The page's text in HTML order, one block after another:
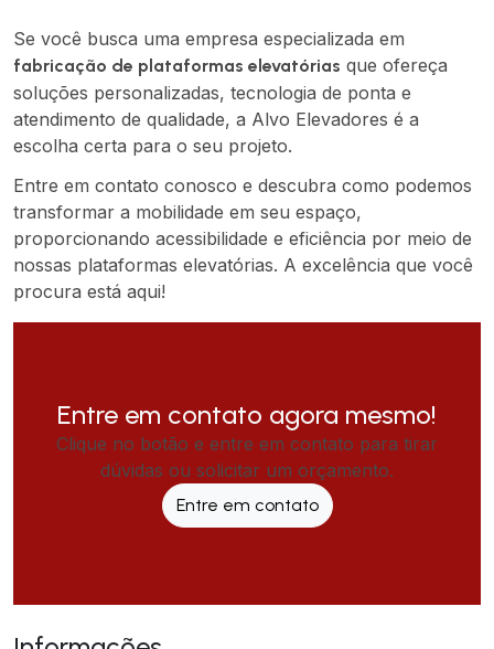
Se você busca uma empresa especializada em
fabricação de plataformas elevatórias que ofereça
soluções personalizadas, tecnologia de ponta e
atendimento de qualidade, a Alvo Elevadores é a
escolha certa para o seu projeto.
Entre em contato conosco e descubra como podemos
transformar a mobilidade em seu espaço,
proporcionando acessibilidade e eficiência por meio de
nossas plataformas elevatórias. A excelência que você
procura está aqui!
Entre em contato agora mesmo!
Clique no botão e entre em contato para tirar
dúvidas ou solicitar um orçamento.
Entre em contato